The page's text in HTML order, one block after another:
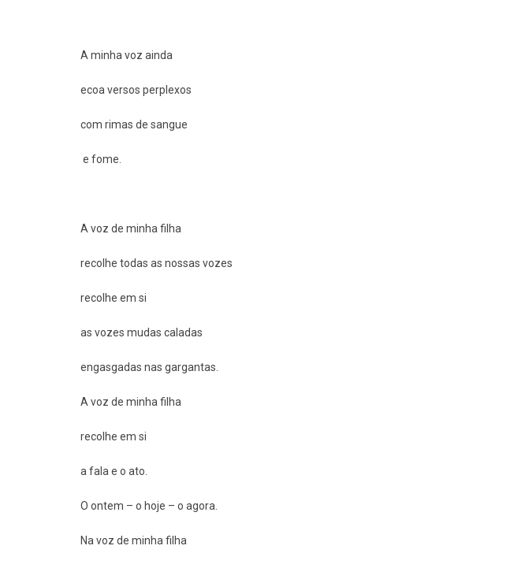
A minha voz ainda
ecoa versos perplexos
com rimas de sangue
e fome.
A voz de minha filha
recolhe todas as nossas vozes
recolhe em si
as vozes mudas caladas
engasgadas nas gargantas.
A voz de minha filha
recolhe em si
a fala e o ato.
O ontem – o hoje – o agora.
Na voz de minha filha